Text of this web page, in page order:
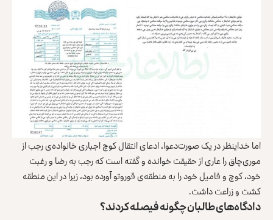
اما خداینظر در یک صورت‌دعوا، ادعای انتقال کوچ اجباری خانواده‌ی رجب از
موری‌چاق را عاری از حقیقت خوانده و گفته است که رجب به رضا و رغبت
خود، کوچ و فامیل خود را به منطقه‌ی قوروتو آورده بود، زیرا در این منطقه
کشت و زراعت داشت.
دادگاه‌های طالبان چگونه فیصله کردند؟